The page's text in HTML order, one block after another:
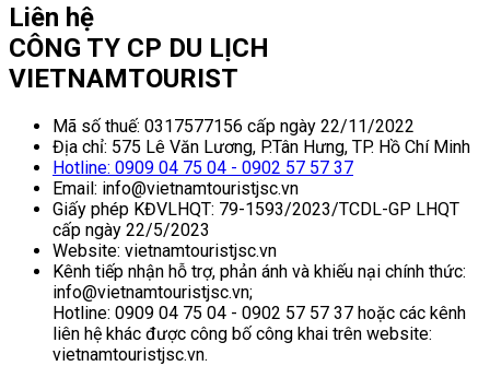
Liên hệ
CÔNG TY CP DU LỊCH
VIETNAMTOURIST
Mã số thuế: 0317577156 cấp ngày 22/11/2022
Địa chỉ: 575 Lê Văn Lương, P.Tân Hưng, TP. Hồ Chí Minh
Hotline: 0909 04 75 04 - 0902 57 57 37
Email: info@vietnamtouristjsc.vn
Giấy phép KĐVLHQT: 79-1593/2023/TCDL-GP LHQT
cấp ngày 22/5/2023
Website: vietnamtouristjsc.vn
Kênh tiếp nhận hỗ trợ, phản ánh và khiếu nại chính thức:
info@vietnamtouristjsc.vn;
Hotline: 0909 04 75 04 - 0902 57 57 37 hoặc các kênh
liên hệ khác được công bố công khai trên website:
vietnamtouristjsc.vn.